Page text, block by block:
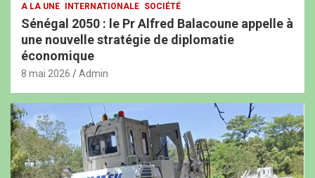
A LA UNE INTERNATIONALE SOCIÉTÉ
Sénégal 2050 : le Pr Alfred Balacoune appelle à
une nouvelle stratégie de diplomatie
économique
8 mai 2026 Admin